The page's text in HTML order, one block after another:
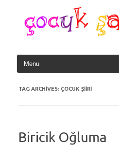
content
TAG ARCHIVES: ÇOCUK ŞIIRI
Biricik Oğluma